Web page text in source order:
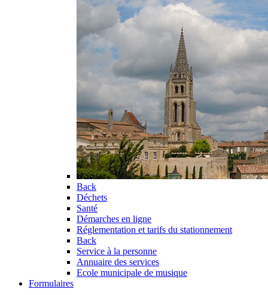
Back
Déchets
Santé
Démarches en ligne
Réglementation et tarifs du stationnement
Back
Service à la personne
Annuaire des services
Ecole municipale de musique
Formulaires